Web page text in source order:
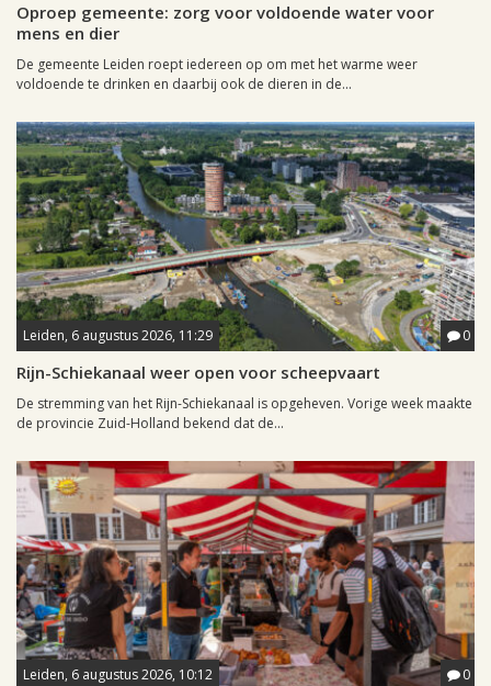
Oproep gemeente: zorg voor voldoende water voor
mens en dier
De gemeente Leiden roept iedereen op om met het warme weer
voldoende te drinken en daarbij ook de dieren in de...
Leiden, 6 augustus 2026, 11:29 0
Rijn-Schiekanaal weer open voor scheepvaart
De stremming van het Rijn-Schiekanaal is opgeheven. Vorige week maakte
de provincie Zuid-Holland bekend dat de...
Leiden, 6 augustus 2026, 10:12 0